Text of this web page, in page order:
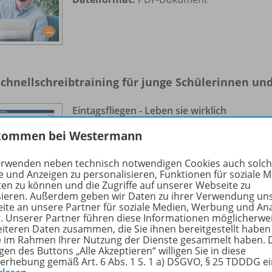
für junge Schülerinnen
Eintagsfliegen - Leben sie wirklich
Dateiformat:PDF-Dokument
mit Word 365
bei Westermann
neben technisch notwendigen Cookies auch
und Anzeigen zu personalisieren, Funktionen für soziale
zu können und die Zugriffe auf unserer Webseite zu
Außerdem geben wir Daten zu ihrer Verwendung
an unsere Partner für soziale Medien, Werbung und
Unserer Partner führen diese Informationen
Daten zusammen, die Sie ihnen bereitgestellt
im Rahmen Ihrer Nutzung der Dienste gesammelt haben.
des Buttons „Alle Akzeptieren“ willigen Sie in diese
gemäß Art. 6 Abs. 1 S. 1 a) DSGVO, § 25 TDDDG